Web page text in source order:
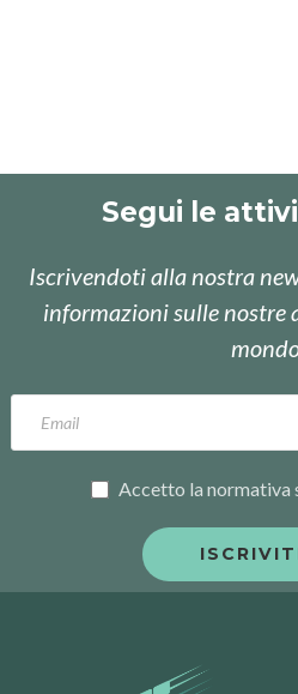
Segui le
Iscrivendoti alla nostra
informazioni sulle
Accetto la normativa